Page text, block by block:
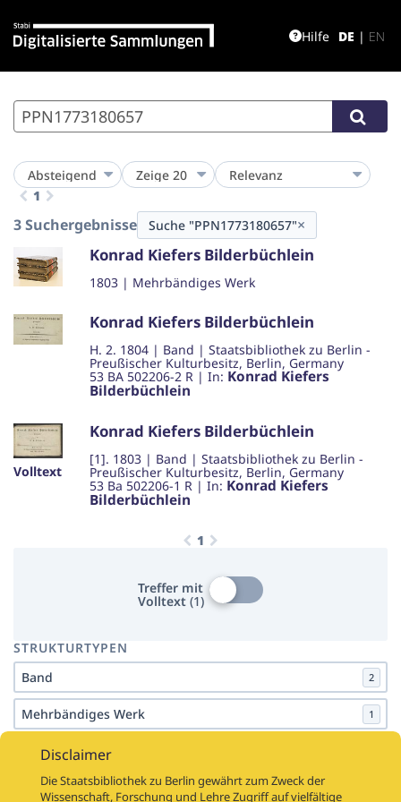
DE | EN
Hilfe
1
3 Suchergebnisse Suche "PPN1773180657"×
Treffer mit
Volltext (1)
STRUKTURTYPEN
Band
2
Mehrbändiges Werk 1
Konrad Kiefers Bilderbüchlein
1803| Mehrbändiges Werk
Konrad Kiefers Bilderbüchlein
H. 2. 1804| Band | Staatsbibliothek zu Berlin -
Preußischer Kulturbesitz, Berlin, Germany
53 BA 502206-2 R | In: Konrad Kiefers
Bilderbüchlein
Volltext
Konrad Kiefers Bilderbüchlein
[1]. 1803| Band | Staatsbibliothek zu Berlin -
Preußischer Kulturbesitz, Berlin, Germany
53 Ba 502206-1 R | In: Konrad Kiefers
Bilderbüchlein
1
Disclaimer
Die Staatsbibliothek zu Berlin gewährt zum Zweck der
Wissenschaft, Forschung und Lehre Zugriff auf vielfältige